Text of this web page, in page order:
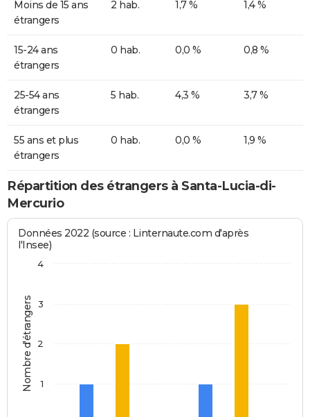
Moins de 15 ans
étrangers
2 hab. 1,7 % 1,4 %
15-24 ans
étrangers
0 hab. 0,0 % 0,8 %
25-54 ans
étrangers
5 hab. 4,3 % 3,7 %
55 ans et plus
étrangers
0 hab. 0,0 % 1,9 %
Répartition des étrangers à Santa-Lucia-di-
Mercurio
Nombre d'étrangers
Données 2022 (source : Linternaute.com d'après
l'Insee)
1
2
3
4